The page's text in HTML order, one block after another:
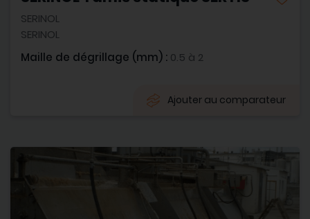
SERINOL
SERINOL
Maille de dégrillage (mm) : 0.5 à 2
Ajouter au comparateur